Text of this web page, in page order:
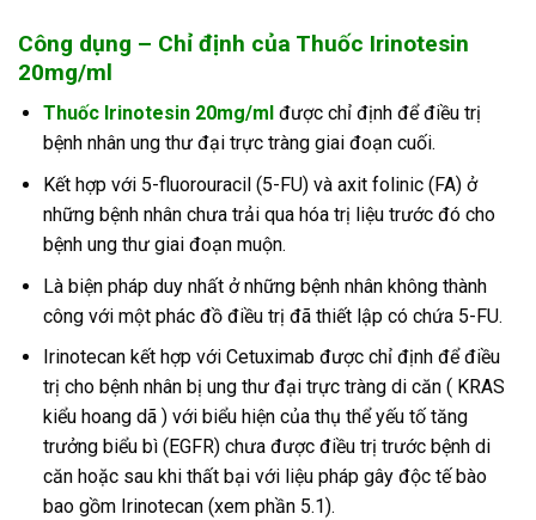
Công dụng – Chỉ định của Thuốc Irinotesin
20mg/ml
Thuốc Irinotesin 20mg/ml được chỉ định để điều trị
bệnh nhân ung thư đại trực tràng giai đoạn cuối.
Kết hợp với 5-fluorouracil (5-FU) và axit folinic (FA) ở
những bệnh nhân chưa trải qua hóa trị liệu trước đó cho
bệnh ung thư giai đoạn muộn.
Là biện pháp duy nhất ở những bệnh nhân không thành
công với một phác đồ điều trị đã thiết lập có chứa 5-FU.
Irinotecan kết hợp với Cetuximab được chỉ định để điều
trị cho bệnh nhân bị ung thư đại trực tràng di căn ( KRAS
kiểu hoang dã ) với biểu hiện của thụ thể yếu tố tăng
trưởng biểu bì (EGFR) chưa được điều trị trước bệnh di
căn hoặc sau khi thất bại với liệu pháp gây độc tế bào
bao gồm Irinotecan (xem phần 5.1).